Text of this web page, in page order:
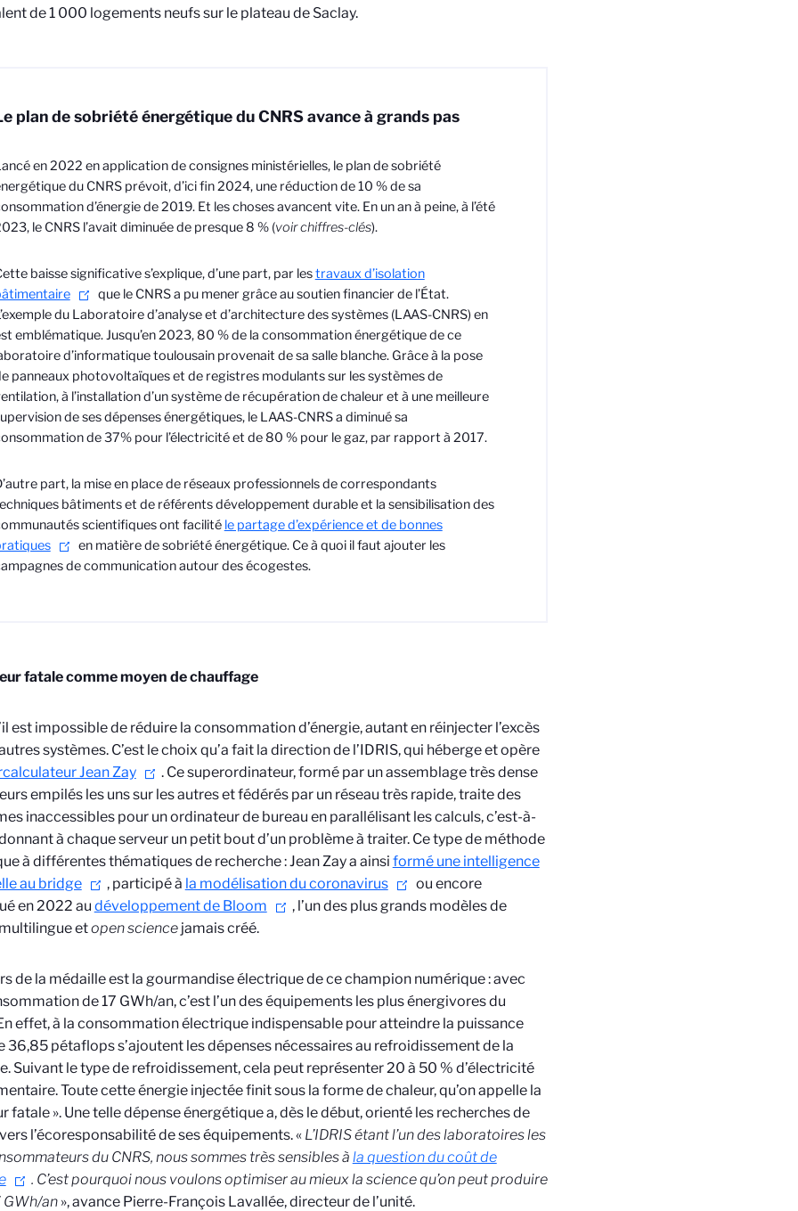
de 1 000 logements neufs sur le plateau de Saclay.
plan de sobriété énergétique du CNRS avance à grands pas
en 2022 en application de consignes ministérielles, le plan de sobriété
du CNRS prévoit, d’ici fin 2024, une réduction de 10 % de sa
d’énergie de 2019. Et les choses avancent vite. En un an à peine, à l’été
le CNRS l’avait diminuée de presque 8 % (voir chiffres-clés).
baisse significative s’explique, d’une part, par lestravaux d’isolation
que le CNRS a pu mener grâce au soutien financier de l’État.
du Laboratoire d’analyse et d’architecture des systèmes (LAAS-CNRS) en
emblématique. Jusqu’en 2023, 80 % de la consommation énergétique de ce
d’informatique toulousain provenait de sa salle blanche. Grâce à la pose
panneaux photovoltaïques et de registres modulants sur les systèmes de
à l’installation d’un système de récupération de chaleur et à une meilleure
de ses dépenses énergétiques, le LAAS-CNRS a diminué sa
de 37% pour l’électricité et de 80 % pour le gaz, par rapport à 2017.
part, la mise en place de réseaux professionnels de correspondants
bâtiments et de référents développement durable et la sensibilisation des
scientifiques ont facilité le partage d’expérience et de bonnes
en matière de sobriété énergétique. Ce à quoi il faut ajouter les
de communication autour des écogestes.
fatale comme moyen de chauffage
est impossible de réduire la consommation d’énergie, autant en réinjecter l’excès
systèmes. C’est le choix qu’a fait la direction de l’IDRIS, qui héberge et opère
Jean Zay
. Ce superordinateur, formé par un assemblage très dense
empilés les uns sur les autres et fédérés par un réseau très rapide, traite des
inaccessibles pour un ordinateur de bureau en parallélisant les calculs, c’est-à-
à chaque serveur un petit bout d’un problème à traiter. Ce type de méthode
à différentes thématiques de recherche : Jean Zay a ainsi formé une intelligence
au bridge
, participé à la modélisation du coronavirus
ou encore
en 2022 au développement de Bloom
, l’un des plus grands modèles de
etopen sciencejamais créé.
de la médaille est la gourmandise électrique de ce champion numérique : avec
de 17 GWh/an, c’est l’un des équipements les plus énergivores du
effet, à la consommation électrique indispensable pour atteindre la puissance
36,85 pétaflops s’ajoutent les dépenses nécessaires au refroidissement de la
Suivant le type de refroidissement, cela peut représenter 20 à 50 % d’électricité
Toute cette énergie injectée finit sous la forme de chaleur, qu’on appelle la
fatale ». Une telle dépense énergétique a, dès le début, orienté les recherches de
vers l’écoresponsabilité de ses équipements. « L’IDRIS étant l’un des laboratoires les
du CNRS, nous sommes très sensibles à la question du coût de
. C’est pourquoi nous voulons optimiser au mieux la science qu’on peut produire
GWh/an», avance Pierre-François Lavallée, directeur de l’unité.